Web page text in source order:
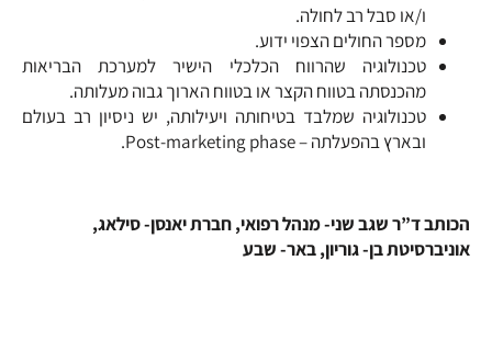
ו/או סבל רב לחולה.
מספר החולים הצפוי ידוע.
טכנולוגיה שהרווח הכלכלי הישיר למערכת הבריאות
מהכנסתה בטווח הקצר או בטווח הארוך גבוה מעלותה.
טכנולוגיה שמלבד בטיחותה ויעילותה, יש ניסיון רב בעולם
ובארץ בהפעלתה – Post-marketing phase.
הכותב ד”ר שגב שני- מנהל רפואי, חברת יאנסן- סילאג,
אוניברסיטת בן- גוריון, באר- שבע